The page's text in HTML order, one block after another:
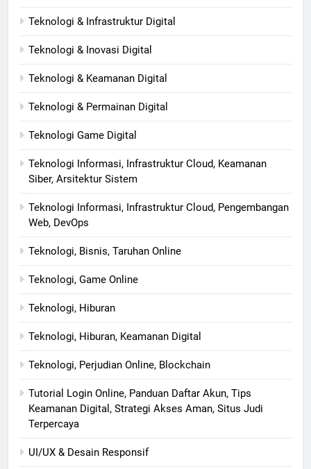
Teknologi & Infrastruktur Digital
Teknologi & Inovasi Digital
Teknologi & Keamanan Digital
Teknologi & Permainan Digital
Teknologi Game Digital
Teknologi Informasi, Infrastruktur Cloud, Keamanan
Siber, Arsitektur Sistem
Teknologi Informasi, Infrastruktur Cloud, Pengembangan
Web, DevOps
Teknologi, Bisnis, Taruhan Online
Teknologi, Game Online
Teknologi, Hiburan
Teknologi, Hiburan, Keamanan Digital
Teknologi, Perjudian Online, Blockchain
Tutorial Login Online, Panduan Daftar Akun, Tips
Keamanan Digital, Strategi Akses Aman, Situs Judi
Terpercaya
UI/UX & Desain Responsif